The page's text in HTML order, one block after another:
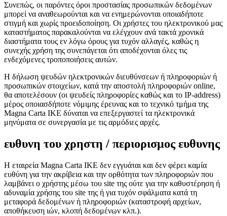
Συνεπώς, οι παρόντες όροι προστασίας προσωπικών δεδομένων
μπορεί να αναθεωρούνται και να ενημερώνονται οποιαδήποτε
στιγμή και χωρίς προειδοποίηση. Οι χρήστες του ηλεκτρονικού μας
καταστήματος παρακαλούνται να ελέγχουν ανά τακτά χρονικά
διαστήματα τους εν λόγω όρους για τυχόν αλλαγές, καθώς η
συνεχής χρήση της συνεπάγεται ότι αποδέχονται όλες τις
ενδεχόμενες τροποποιήσεις αυτών.
Η δήλωση ψευδών ηλεκτρονικών διευθύνσεων ή πληροφοριών ή
προσωπικών στοιχείων, κατά την αποστολή πληροφοριών online,
θα αποτελέσουν (οι ψευδείς πληροφορίες καθώς και το IP-address)
μέρος οποιασδήποτε νόμιμης έρευνας και το τεχνικό τμήμα της
Magna Carta IKE δύναται να επεξεργαστεί τα ηλεκτρονικά
μηνύματα σε συνεργασία με τις αρμόδιες αρχές.
ευθυνη του χρηστη / περιορισμος ευθυνης
Η εταιρεία Magna Carta IKE δεν εγγυάται και δεν φέρει καμία
ευθύνη για την ακρίβεια και την ορθότητα των πληροφοριών που
λαμβάνει ο χρήστης μέσω του site της ούτε για την καθυστέρηση ή
αδυναμία χρήσης του site της ή για τυχόν σφάλματα κατά τη
μεταφορά δεδομένων ή πληροφοριών (καταστροφή αρχείων,
αποθήκευση ιών, κλοπή δεδομένων κλπ.).